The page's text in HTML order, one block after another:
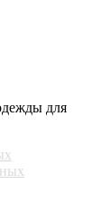
для